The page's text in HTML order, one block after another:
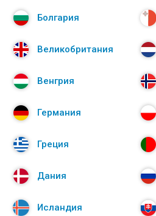
Болгария
Великобритания
Венгрия
Германия
Греция
Дания
Исландия